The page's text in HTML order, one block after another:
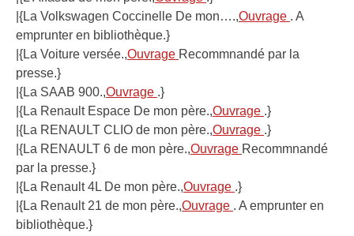
|{La Volkswagen Coccinelle De mon….,Ouvrage . A
emprunter en bibliothèque.}
|{La Voiture versée.,Ouvrage Recommnandé par la
presse.}
|{La SAAB 900.,Ouvrage .}
|{La Renault Espace De mon père.,Ouvrage .}
|{La RENAULT CLIO de mon père.,Ouvrage .}
|{La RENAULT 6 de mon père.,Ouvrage Recommnandé
par la presse.}
|{La Renault 4L De mon père.,Ouvrage .}
|{La Renault 21 de mon père.,Ouvrage . A emprunter en
bibliothèque.}